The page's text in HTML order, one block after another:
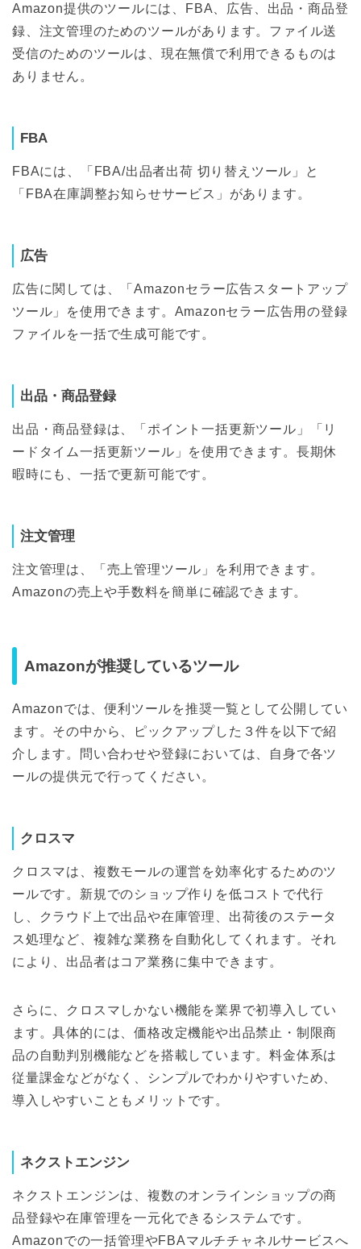
Amazon提供のツールには、FBA、広告、出品・商品登
録、注文管理のためのツールがあります。ファイル送
受信のためのツールは、現在無償で利用できるものは
ありません。
FBA
FBAには、「FBA/出品者出荷 切り替えツール」と
「FBA在庫調整お知らせサービス」があります。
広告
広告に関しては、「Amazonセラー広告スタートアップ
ツール」を使用できます。Amazonセラー広告用の登録
ファイルを一括で生成可能です。
出品・商品登録
出品・商品登録は、「ポイント一括更新ツール」「リ
ードタイム一括更新ツール」を使用できます。長期休
暇時にも、一括で更新可能です。
注文管理
注文管理は、「売上管理ツール」を利用できます。
Amazonの売上や手数料を簡単に確認できます。
Amazonが推奨しているツール
Amazonでは、便利ツールを推奨一覧として公開してい
ます。その中から、ピックアップした３件を以下で紹
介します。問い合わせや登録においては、自身で各ツ
ールの提供元で行ってください。
クロスマ
クロスマは、複数モールの運営を効率化するためのツ
ールです。新規でのショップ作りを低コストで代行
し、クラウド上で出品や在庫管理、出荷後のステータ
ス処理など、複雑な業務を自動化してくれます。それ
により、出品者はコア業務に集中できます。
さらに、クロスマしかない機能を業界で初導入してい
ます。具体的には、価格改定機能や出品禁止・制限商
品の自動判別機能などを搭載しています。料金体系は
従量課金などがなく、シンプルでわかりやすいため、
導入しやすいこともメリットです。
ネクストエンジン
ネクストエンジンは、複数のオンラインショップの商
品登録や在庫管理を一元化できるシステムです。
Amazonでの一括管理やFBAマルチチャネルサービスへ